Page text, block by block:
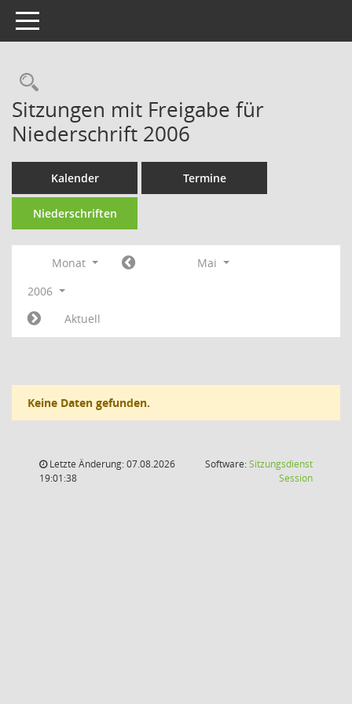
Toggle navigation
Rechercheauswahl
Sitzungen mit Freigabe für
Niederschrift 2006
Kalender Termine
Niederschriften
Monat
Mai
2006
Aktuell
Keine Daten gefunden.
Letzte Änderung: 07.08.2026
19:01:38
Software:Sitzungsdienst
Session(Wird in